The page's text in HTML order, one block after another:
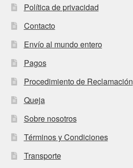
Política de privacidad
Contacto
Envío al mundo entero
Pagos
Procedimiento de Reclamación
Queja
Sobre nosotros
Términos y Condiciones
Transporte